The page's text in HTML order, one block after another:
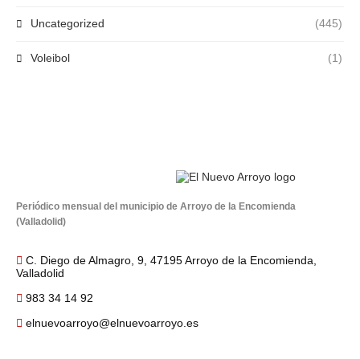
Uncategorized (445)
Voleibol (1)
Periódico mensual del municipio de Arroyo de la Encomienda
(Valladolid)
C. Diego de Almagro, 9, 47195 Arroyo de la Encomienda,
Valladolid
983 34 14 92
elnuevoarroyo@elnuevoarroyo.es